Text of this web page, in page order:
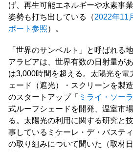
げ、再生可能エネルギーや水素事
姿勢も打ち出している（2022年11
ポート参照）。
「世界のサンベルト」と呼ばれる
アラビアは、世界有数の日射量が
は3,000時間を超える。太陽光を電
ェード（遮光）・スクリーンを製
のスタートアップ「 ミライ・ソー
式ルーフシェードを開発、温室市
る。太陽光の利用に関する研究と
事しているミケーレ・デ・バステ
の取り組みについて聞いた（取材